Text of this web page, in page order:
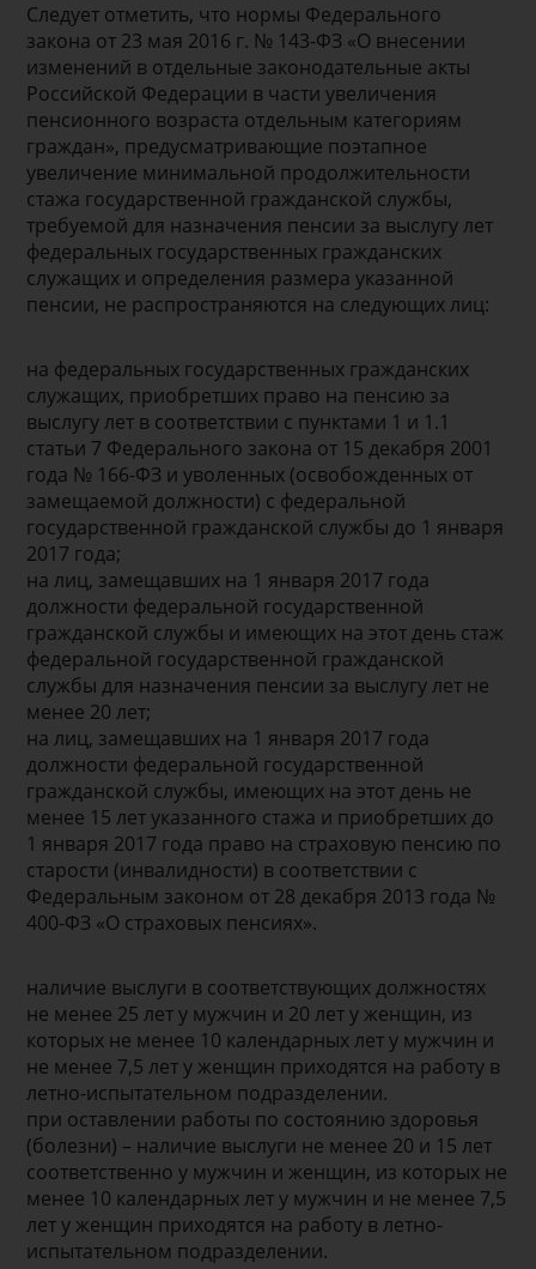
Следует отметить, что нормы Федерального
закона от 23 мая 2016 г. № 143-ФЗ «О внесении
изменений в отдельные законодательные акты
Российской Федерации в части увеличения
пенсионного возраста отдельным категориям
граждан», предусматривающие поэтапное
увеличение минимальной продолжительности
стажа государственной гражданской службы,
требуемой для назначения пенсии за выслугу лет
федеральных государственных гражданских
служащих и определения размера указанной
пенсии, не распространяются на следующих лиц:
на федеральных государственных гражданских
служащих, приобретших право на пенсию за
выслугу лет в соответствии с пунктами 1 и 1.1
статьи 7 Федерального закона от 15 декабря 2001
года № 166-ФЗ и уволенных (освобожденных от
замещаемой должности) с федеральной
государственной гражданской службы до 1 января
2017 года;
на лиц, замещавших на 1 января 2017 года
должности федеральной государственной
гражданской службы и имеющих на этот день стаж
федеральной государственной гражданской
службы для назначения пенсии за выслугу лет не
менее 20 лет;
на лиц, замещавших на 1 января 2017 года
должности федеральной государственной
гражданской службы, имеющих на этот день не
менее 15 лет указанного стажа и приобретших до
1 января 2017 года право на страховую пенсию по
старости (инвалидности) в соответствии с
Федеральным законом от 28 декабря 2013 года №
400-ФЗ «О страховых пенсиях».
наличие выслуги в соответствующих должностях
не менее 25 лет у мужчин и 20 лет у женщин, из
которых не менее 10 календарных лет у мужчин и
не менее 7,5 лет у женщин приходятся на работу в
летно-испытательном подразделении.
при оставлении работы по состоянию здоровья
(болезни) – наличие выслуги не менее 20 и 15 лет
соответственно у мужчин и женщин, из которых не
менее 10 календарных лет у мужчин и не менее 7,5
лет у женщин приходятся на работу в летно-
испытательном подразделении.